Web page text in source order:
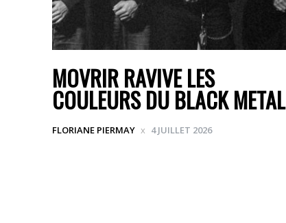
MOVRIR RAVIVE LES
COULEURS DU BLACK METAL
FLORIANE PIERMAY 4 JUILLET 2026